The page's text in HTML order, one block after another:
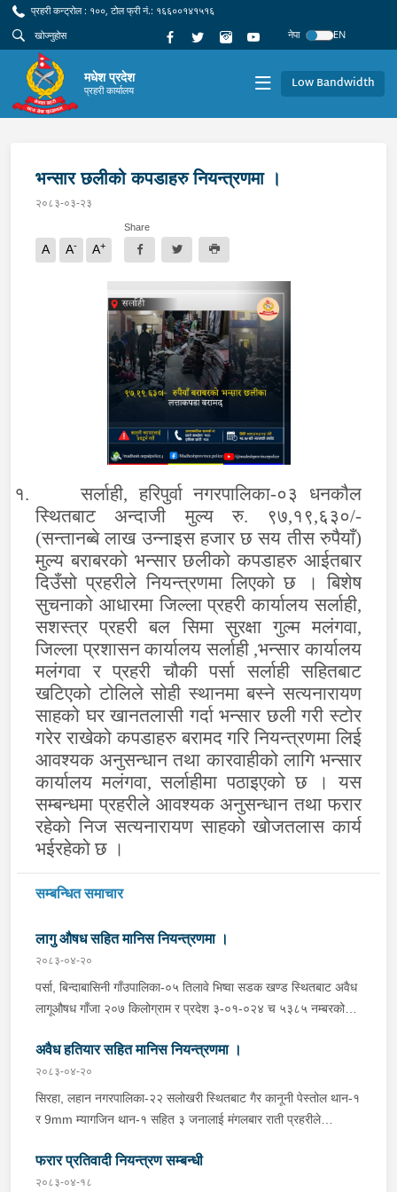
प्रहरी कन्ट्रोल : १००, टोल फ्री नं.: १६६००१४१५१६
नेपा
EN
मधेश प्रदेश
प्रहरी कार्यालय Low Bandwidth
भन्सार छलीको कपडाहरु नियन्त्रणमा ।
२०८३-०३-२३
A A- A+
Share
१. सर्लाही,हरिपुर्वा नगरपालिका-०३ धनकौल
स्थितबाट अन्दाजी मुल्य रु. ९७,१९,६३०/-
(सन्तानब्बे लाख उन्नाइस हजार छ सय तीसरुपैयाँ)
मुल्य बराबरको भन्सार छलीको कपडाहरु आईतबार
दिउँसो प्रहरीले नियन्त्रणमा लिएको छ ।बिशेष
सुचनाको आधारमा जिल्ला प्रहरी कार्यालय सर्लाही,
सशस्त्र प्रहरी बलसिमा सुरक्षा गुल्म मलंगवा,
जिल्ला प्रशासन कार्यालय सर्लाही ,भन्सार कार्यालय
मलंगवा र प्रहरी चौकी पर्सा सर्लाही सहितबाट
खटिएको टोलिले सोही स्थानमा बस्ने सत्यनारायण
साहको घर खानतलासी गर्दाभन्सार छली गरी स्टोर
गरेर राखेको कपडाहरु बरामदगरि नियन्त्रणमा लिई
आवश्यक अनुसन्धान तथा कारवाहीको लागि भन्सार
कार्यालय मलंगवा, सर्लाहीमा पठाइएको छ । यस
सम्बन्धमाप्रहरीले आवश्यक अनुसन्धान तथाफरार
रहेको निजसत्यनारायण साहको खोजतलास कार्य
भईरहेको छ ।
सम्बन्धित समाचार
लागु औषध सहित मानिस नियन्त्रणमा ।
२०८३-०४-२०
पर्सा, बिन्दाबासिनी गाँउपालिका-०५ तिलावे भिष्वा सडक खण्ड स्थितबाट अवैध
लागूऔषध गाँजा २०७ किलोग्राम र प्रदेश ३-०१-०२४ च ५३८५ नम्बरको
छ । पक्राउ पर्नेमा जिल्ला मकवानपुर हेटौडा उप-महानगरपालिका-१३ बस्ने
गजब सिंह लामाको छोरा अन्दाजि बर्ष ४८ को कृष्ण लामा रहेका छन् । इलाका
प्रहरी कार्यालय पोखरिया र प्रहरी चौकी प्रसौनीभाट्टा पर्साबाट खटिएको
संयुक्त प्रहरी टोलीले उक्त पिकअप माथी शंका लागी नियन्त्रणमा लिई
पारी लागूऔषध र पिकअप सहित निजलाई नियन्त्रणमा लिएको हो । यस
सम्बन्धमा प्रहरीले आवश्यक अनुसन्धान गरिरहेको छ ।
अवैध हतियार सहित मानिस नियन्त्रणमा ।
२०८३-०४-२०
सिरहा, लहान नगरपालिका-२२ सलोखरी स्थितबाट गैर कानूनी पेस्तोल थान-१
र 9mm म्यागजिन थान-१ सहित ३ जनालाई मंगलबार राती प्रहरीले
अन्दाजि वर्ष २० को सबरजीत दास, रामु दासको छोरा अन्दाजि वर्ष २० को
गुरुदेव दास र अरुण दासको छोरा अन्दाजि वर्ष १९ को संजय दास रहेका छन्
फरार प्रतिवादी नियन्त्रण सम्बन्धी
२०८३-०४-१८